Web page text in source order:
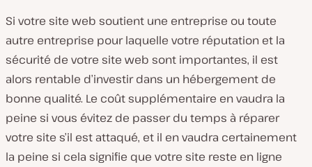
Si votre site web soutient une entreprise ou toute
autre entreprise pour laquelle votre réputation et la
sécurité de votre site web sont importantes, il est
alors rentable d’investir dans un hébergement de
bonne qualité. Le coût supplémentaire en vaudra la
peine si vous évitez de passer du temps à réparer
votre site s’il est attaqué, et il en vaudra certainement
la peine si cela signifie que votre site reste en ligne